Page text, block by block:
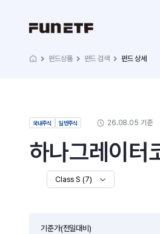
펀드상품 펀드 검색 펀드 상세
국내주식 일반주식 26.08.05 기준
하나그레이
Class S (7)
기준가(전일대비)